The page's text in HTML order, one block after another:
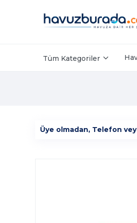
Tüm Kategoriler
Üye olmadan, Telefon